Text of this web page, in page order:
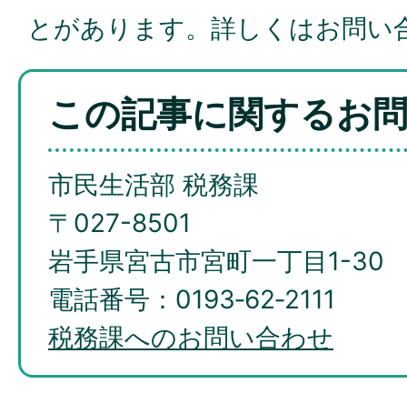
とがあります。詳しくはお問い
この記事に関するお
市民生活部 税務課
〒027-8501
岩手県宮古市宮町一丁目1-30
電話番号：0193‐62‐2111
税務課へのお問い合わせ